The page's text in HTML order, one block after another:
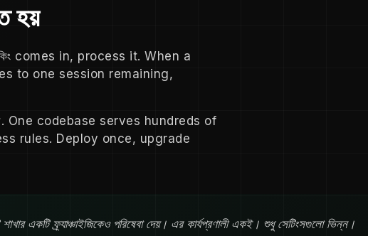
হয়
comes in, process it. When a
to one session remaining,
One codebase serves hundreds of
rules. Deploy once, upgrade
একটি ফ্র্যাঞ্চাইজিকেও পরিষেবা দেয়। এর কার্যপ্রণালী একই। শুধু সেটিংসগুলো ভিন্ন।